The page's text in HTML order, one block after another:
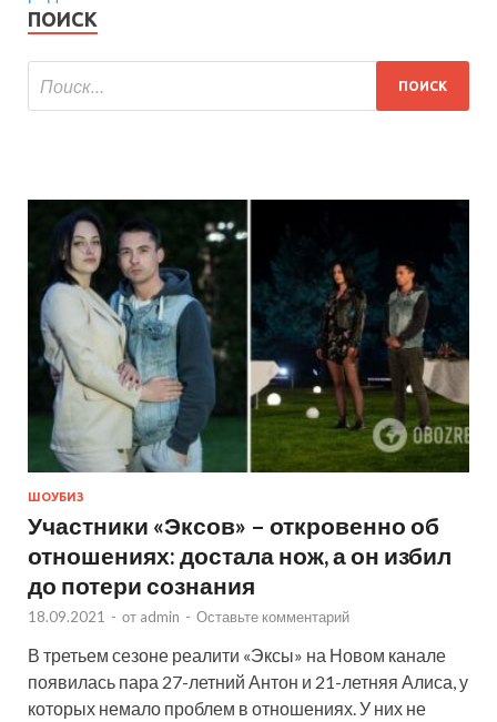
ПОИСК
ШОУБИЗ
Участники «Эксов» – откровенно об
отношениях: достала нож, а он избил
до потери сознания
18.09.2021 - от admin - Оставьте комментарий
В третьем сезоне реалити «Эксы» на Новом канале
появилась пара 27-летний Антон и 21-летняя Алиса, у
которых немало проблем в отношениях. У них не